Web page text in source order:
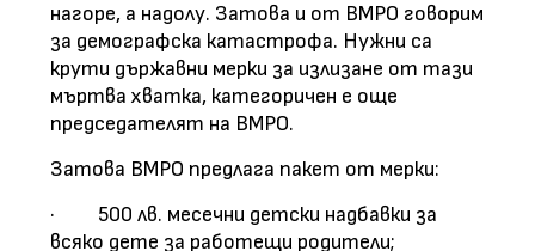
нагоре, а надолу. Затова и от ВМРO говорим
за демографска катастрофа. Нужни са
крути държавни мерки за излизане от тази
мъртва хватка, категоричен е още
председателят на ВМРО.
Затова ВМРО предлага пакет от мерки:
·
500 лв. месечни детски надбавки за
всяко дете за работещи родители;